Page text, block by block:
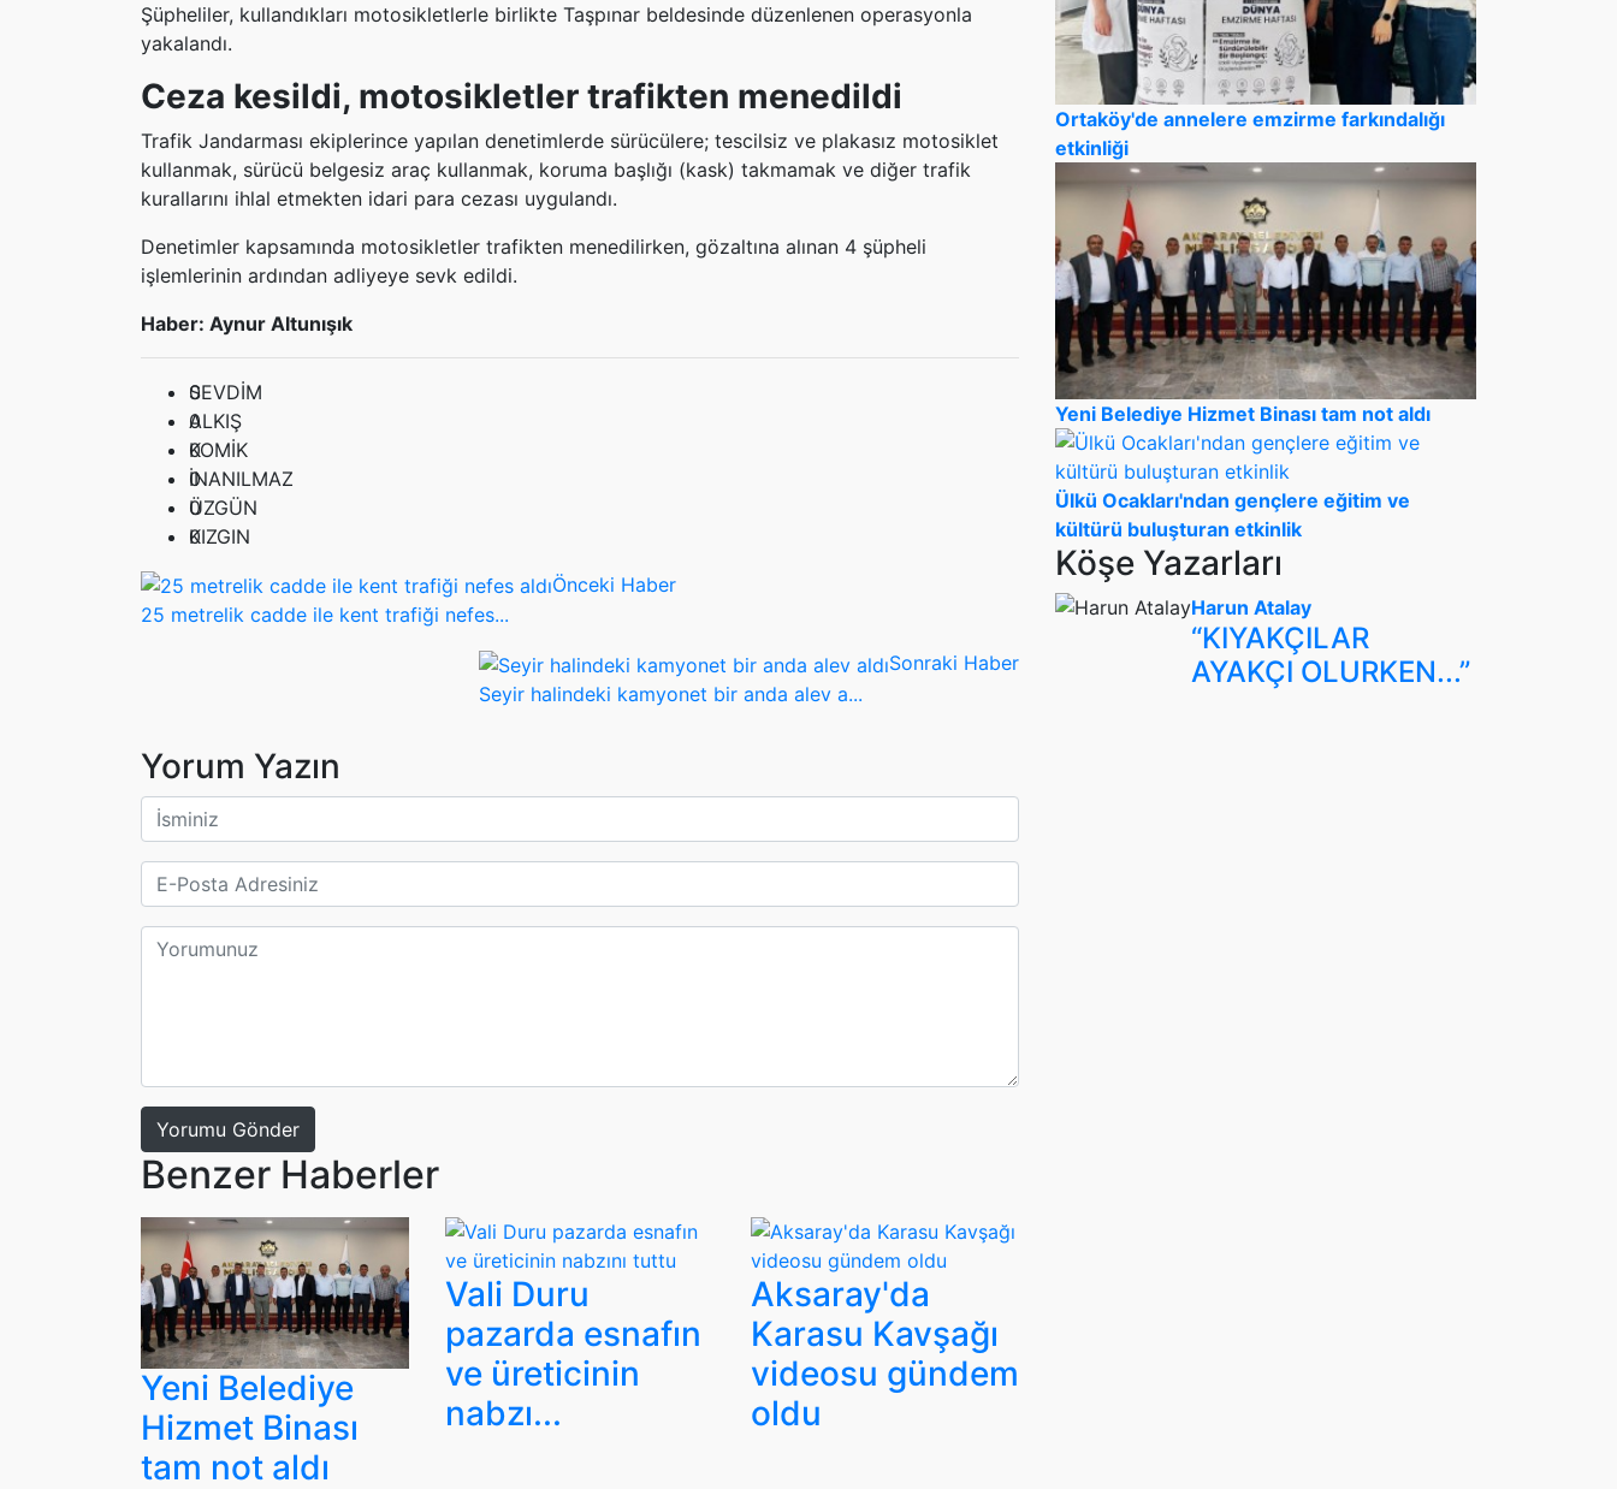
Şüpheliler, kullandıkları motosikletlerle birlikte Taşpınar beldesinde düzenlenen operasyonla
yakalandı.
Ceza kesildi, motosikletler trafikten menedildi
Trafik Jandarması ekiplerince yapılan denetimlerde sürücülere; tescilsiz ve plakasız motosiklet
kullanmak, sürücü belgesiz araç kullanmak, koruma başlığı (kask) takmamak ve diğer trafik
kurallarını ihlal etmekten idari para cezası uygulandı.
Denetimler kapsamında motosikletler trafikten menedilirken, gözaltına alınan 4 şüpheli
işlemlerinin ardından adliyeye sevk edildi.
Haber: Aynur Altunışık
0
SEVDİM
0
ALKIŞ
0
KOMİK
0
İNANILMAZ
0
ÜZGÜN
0
KIZGIN
Önceki Haber
25 metrelik cadde ile kent trafiği nefes...
Sonraki Haber
Seyir halindeki kamyonet bir anda alev a...
Yorum Yazın
Yorumu Gönder
Benzer Haberler
Yeni Belediye
Hizmet Binası
tam not aldı
Vali Duru
pazarda esnafın
ve üreticinin
nabzı...
Aksaray'da
Karasu Kavşağı
videosu gündem
oldu
Ortaköy'de annelere emzirme farkındalığı
etkinliği
Yeni Belediye Hizmet Binası tam not aldı
Ülkü Ocakları'ndan gençlere eğitim ve
kültürü buluşturan etkinlik
Köşe Yazarları
Harun Atalay
“KIYAKÇILAR
AYAKÇI OLURKEN...”